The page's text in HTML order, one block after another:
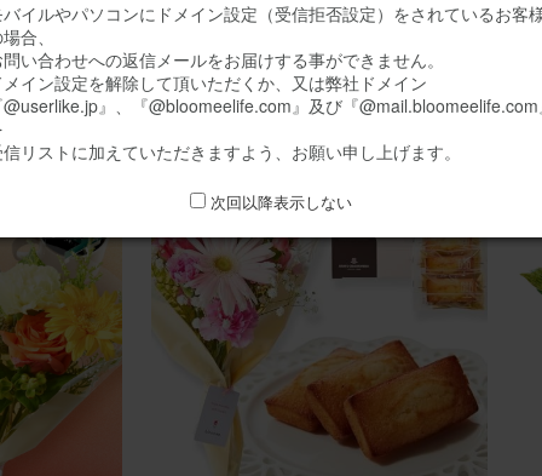
ユーザーさん 30代
誕生日
レゼントに
ので嬉しいと喜んでもらえました。
メント(ピンク) Sサイズ
代
誕生日
レゼントに贈りました
ススメ
イルやパソコンにドメイン設定（受信拒否設定）をされているお客
合、
い合わせへの返信メールをお届けする事ができません。
イン設定を解除して頂いただくか、又は弊社ドメイン
』、『@bloomeelife.com』及び『@mail.bloomeelife.com
リストに加えていただきますよう、お願い申し上げます。
次回以降表示しない